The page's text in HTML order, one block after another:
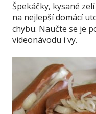
Špekáčky, kysané
na nejlepší domácí
chybu. Naučte se je
videonávodu i vy.